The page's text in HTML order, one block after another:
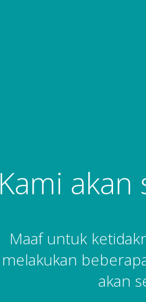
Kami akan
Maaf untuk
melakukan
akan